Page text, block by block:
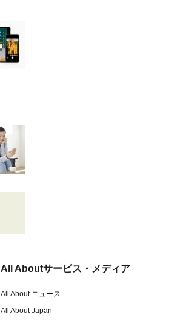
All Aboutサービス・メディア
All About ニュース
All About Japan